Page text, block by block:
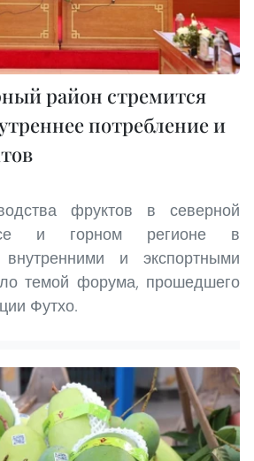
район стремится
потребление и
фруктов в северной
и горном регионе в
внутренними и экспортными
темой форума, прошедшего
Футхо.